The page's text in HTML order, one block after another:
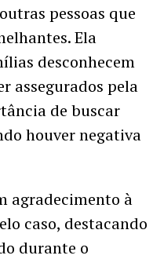
pessoas que
Ela
desconhecem
assegurados pela
de buscar
houver negativa
agradecimento à
caso, destacando
durante o